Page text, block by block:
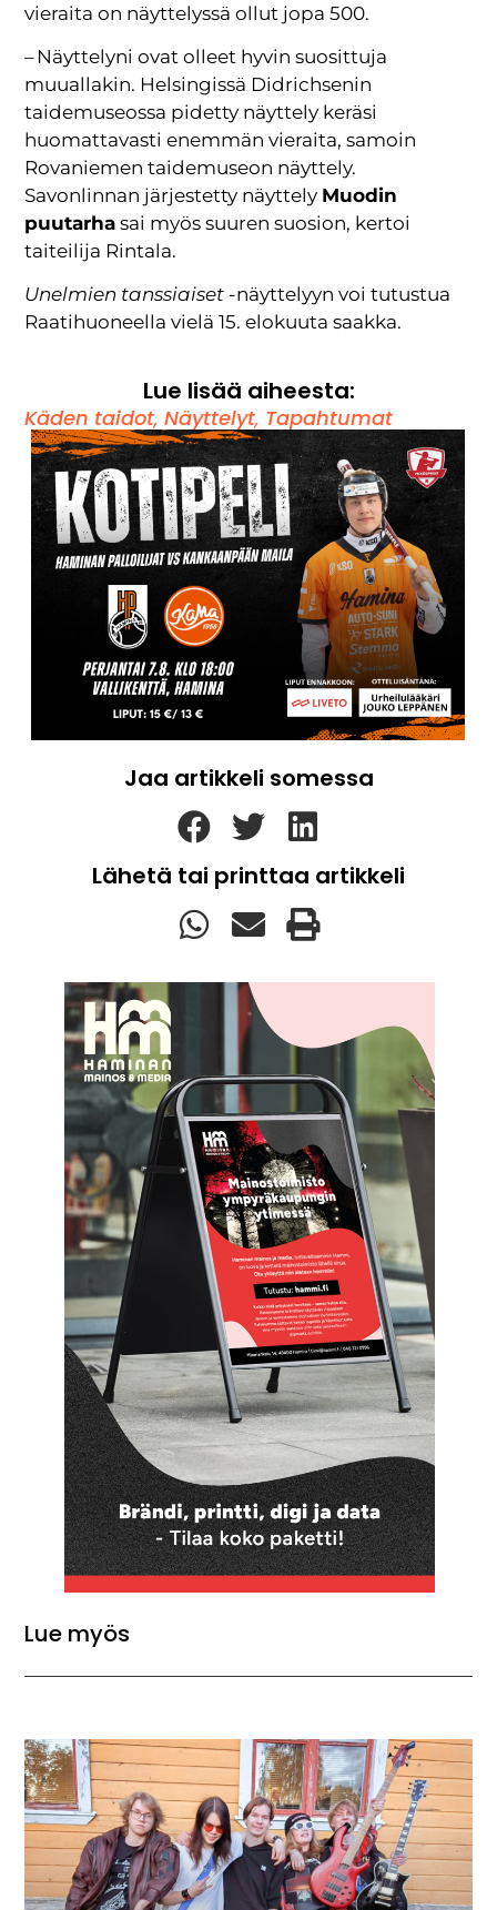
vieraita on näyttelyssä ollut jopa 500.
– Näyttelyni ovat olleet hyvin suosittuja
muuallakin. Helsingissä Didrichsenin
taidemuseossa pidetty näyttely keräsi
huomattavasti enemmän vieraita, samoin
Rovaniemen taidemuseon näyttely.
Savonlinnan järjestetty näyttely Muodin
puutarha sai myös suuren suosion, kertoi
taiteilija Rintala.
Unelmien tanssiaiset -näyttelyyn voi tutustua
Raatihuoneella vielä 15. elokuuta saakka.
Lue lisää aiheesta:
Käden taidot,Näyttelyt, Tapahtumat
Jaa artikkeli somessa
Lähetä tai printtaa artikkeli
Lue myös